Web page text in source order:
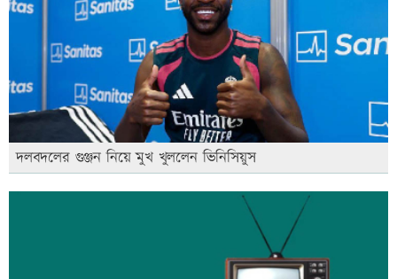
দলবদলের গুঞ্জন নিয়ে মুখ খুললেন ভিনিসিয়ুস